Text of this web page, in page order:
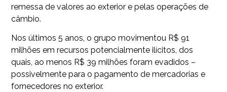
remessa de valores ao exterior e pelas operações de
câmbio.
Nos últimos 5 anos, o grupo movimentou R$ 91
milhões em recursos potencialmente ilícitos, dos
quais, ao menos R$ 39 milhões foram evadidos –
possivelmente para o pagamento de mercadorias e
fornecedores no exterior.